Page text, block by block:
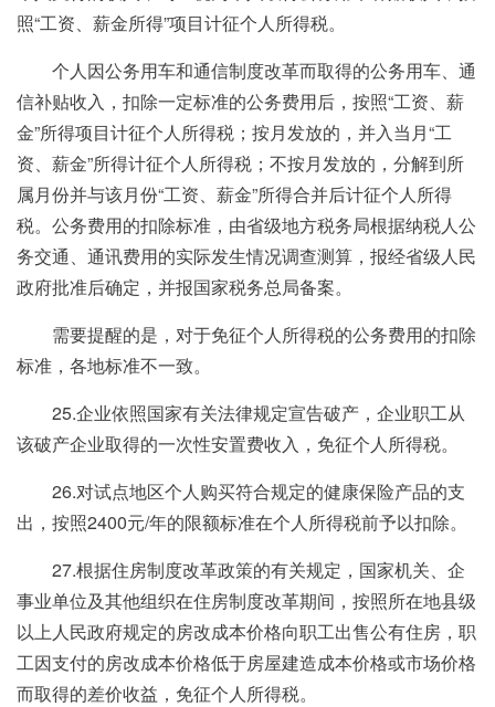
照“工资、薪金所得”项目计征个人所得税。
个人因公务用车和通信制度改革而取得的公务用车、通
信补贴收入，扣除一定标准的公务费用后，按照“工资、薪
金”所得项目计征个人所得税；按月发放的，并入当月“工
资、薪金”所得计征个人所得税；不按月发放的，分解到所
属月份并与该月份“工资、薪金”所得合并后计征个人所得
税。公务费用的扣除标准，由省级地方税务局根据纳税人公
务交通、通讯费用的实际发生情况调查测算，报经省级人民
政府批准后确定，并报国家税务总局备案。
需要提醒的是，对于免征个人所得税的公务费用的扣除
标准，各地标准不一致。
25.企业依照国家有关法律规定宣告破产，企业职工从
该破产企业取得的一次性安置费收入，免征个人所得税。
26.对试点地区个人购买符合规定的健康保险产品的支
出，按照2400元/年的限额标准在个人所得税前予以扣除。
27.根据住房制度改革政策的有关规定，国家机关、企
事业单位及其他组织在住房制度改革期间，按照所在地县级
以上人民政府规定的房改成本价格向职工出售公有住房，职
工因支付的房改成本价格低于房屋建造成本价格或市场价格
而取得的差价收益，免征个人所得税。